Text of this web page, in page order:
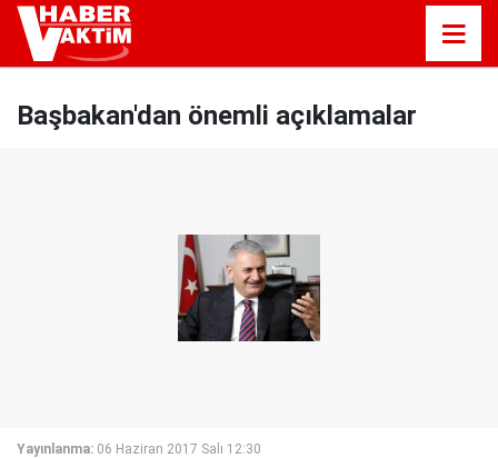
Başbakan'dan önemli açıklamalar
Yayınlanma: 06 Haziran 2017 Salı 12:30